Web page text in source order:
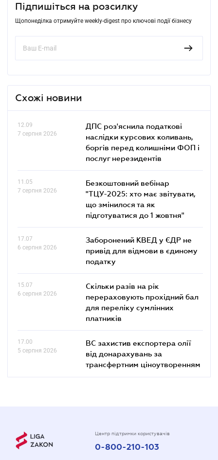
Підпишіться на розсилку
Щопонеділка отримуйте weekly-digest про ключові події бізнесу
Схожі новини
12.09
7 серпня 2026
ДПС роз'яснила податкові
наслідки курсових коливань,
боргів перед колишніми ФОП і
послуг нерезидентів
11.05
7 серпня 2026
Безкоштовний вебінар
"ТЦУ-2025: хто має звітувати,
що змінилося та як
підготуватися до 1 жовтня"
17.07
6 серпня 2026
Заборонений КВЕД у ЄДР не
привід для відмови в єдиному
податку
15.07
6 серпня 2026
Скільки разів на рік
перераховують прохідний бал
для переліку сумлінних
платників
17.00
5 серпня 2026
ВС захистив експортера олії
від донарахувань за
трансфертним ціноутворенням
Центр підтримки користувачів
0-800-210-103